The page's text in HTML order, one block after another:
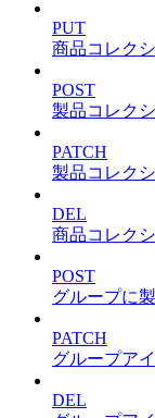
PUT
商品コレク
POST
製品コレク
PATCH
製品コレク
DEL
商品コレク
POST
グループに
PATCH
グループア
DEL